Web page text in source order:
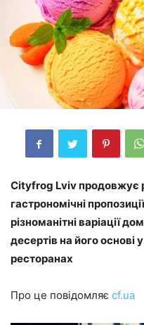
Cityfrog Lviv продовжує
гастрономічні
різноманітні варіації
десертів на його основі
ресторанах
Про це повідомляє cf.ua